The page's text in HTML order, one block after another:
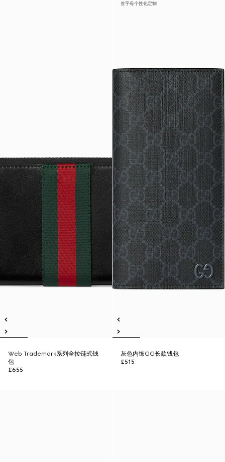
Web Trademark系列全拉链式钱
包
£655
首字母个性化定制
灰色内饰GG长款钱包
£515